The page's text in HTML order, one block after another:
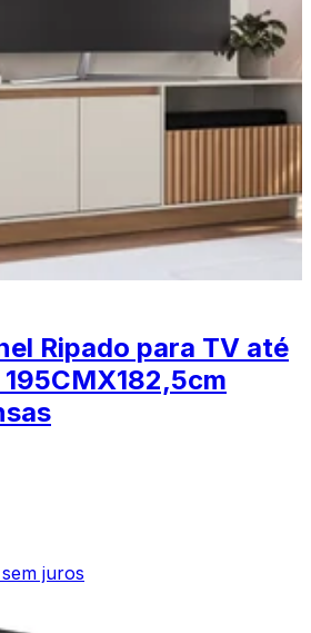
Ripado para TV até
sem juros